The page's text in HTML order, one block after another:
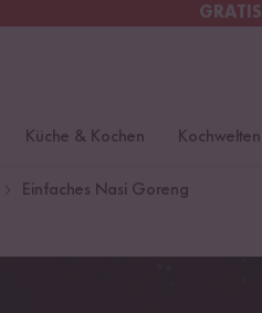
GRATIS
Küche & Kochen Kochwelten
Einfaches Nasi Goreng